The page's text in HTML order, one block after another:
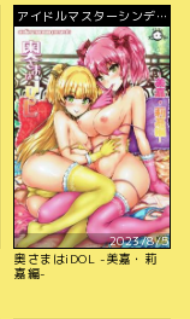
アイドルマスターシンデレ
ラガールズ
2023/8/5
奥さまはiDOL -美嘉・莉
嘉編-